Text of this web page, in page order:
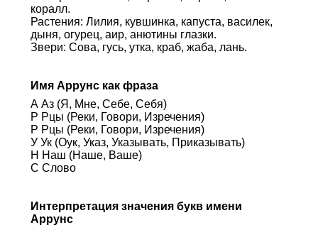
коралл.
Растения: Лилия, кувшинка, капуста, василек,
дыня, огурец, аир, анютины глазки.
Звери: Сова, гусь, утка, краб, жаба, лань.
Имя Аррунс как фраза
А Аз (Я, Мне, Себе, Себя)
Р Рцы (Реки, Говори, Изречения)
Р Рцы (Реки, Говори, Изречения)
У Ук (Оук, Указ, Указывать, Приказывать)
Н Наш (Наше, Ваше)
С Слово
Интерпретация значения букв имени
Аррунс